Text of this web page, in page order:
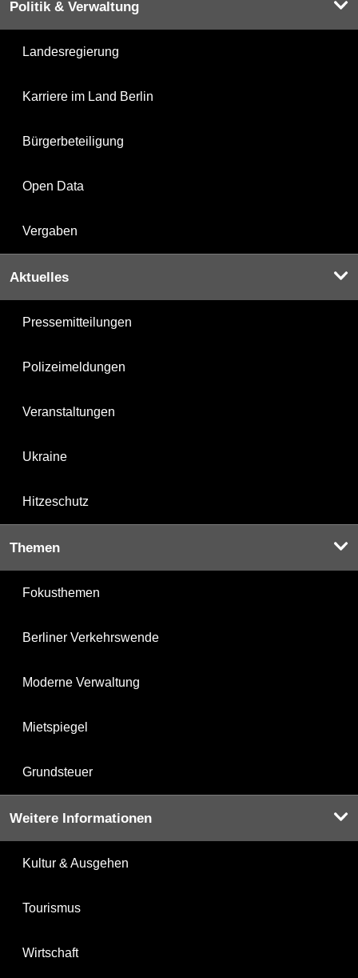
Politik & Verwaltung
Landesregierung
Karriere im Land Berlin
Bürgerbeteiligung
Open Data
Vergaben
Aktuelles
Pressemitteilungen
Polizeimeldungen
Veranstaltungen
Ukraine
Hitzeschutz
Themen
Fokusthemen
Berliner Verkehrswende
Moderne Verwaltung
Mietspiegel
Grundsteuer
Weitere Informationen
Kultur & Ausgehen
Tourismus
Wirtschaft